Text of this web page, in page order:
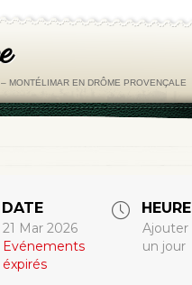
MONTÉLIMAR EN DRÔME PROVENÇALE
DATE
21 Mar 2026
Evénements
éxpirés
HEURE
Ajouter
un jour